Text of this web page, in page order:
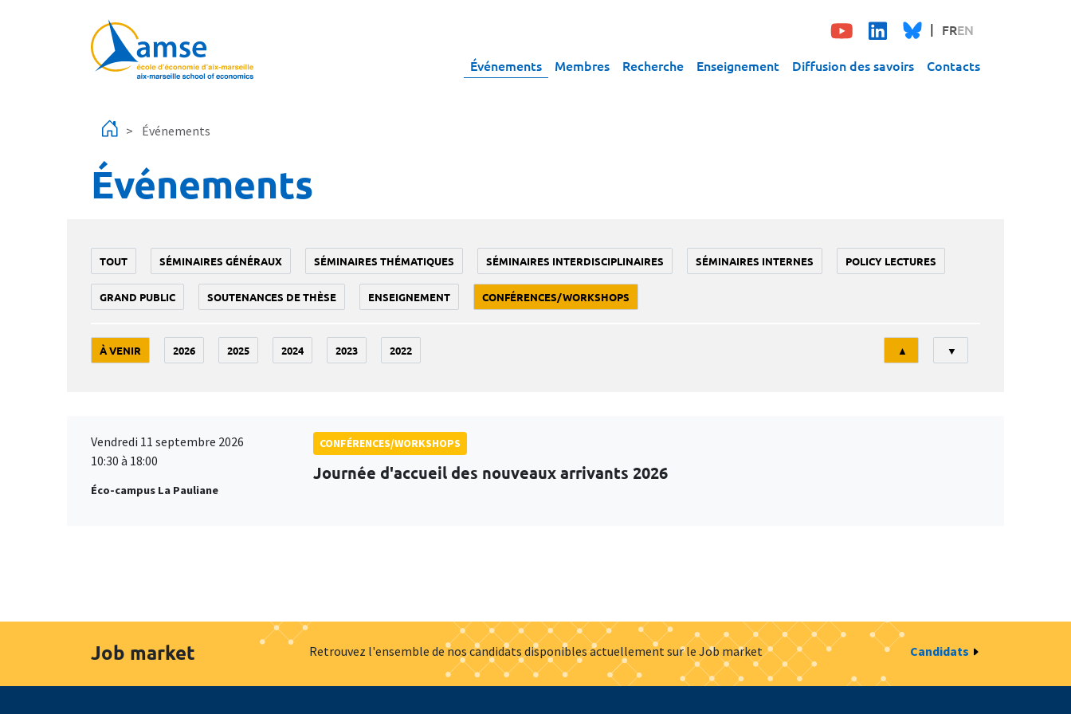
FREN
Événements Membres Recherche Enseignement Diffusion des savoirs Contacts
Événements
Événements
TOUT SÉMINAIRES GÉNÉRAUX SÉMINAIRES THÉMATIQUES SÉMINAIRES INTERDISCIPLINAIRES SÉMINAIRES INTERNES POLICY LECTURES
GRAND PUBLIC SOUTENANCES DE THÈSE ENSEIGNEMENT CONFÉRENCES/WORKSHOPS
À VENIR 2026 2025 2024 2023 2022
Tri
▲ ▼
Vendredi 11 septembre 2026
10:30 à 18:00
Éco-campus La Pauliane
CONFÉRENCES/WORKSHOPS
Journée d'accueil des nouveaux arrivants 2026
Job market Retrouvez l'ensemble de nos candidats disponibles actuellement sur le Job market Candidats